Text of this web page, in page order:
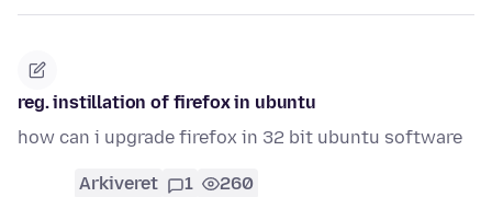
reg. instillation of firefox in ubuntu
how can i upgrade firefox in 32 bit ubuntu software
Arkiveret 1 260